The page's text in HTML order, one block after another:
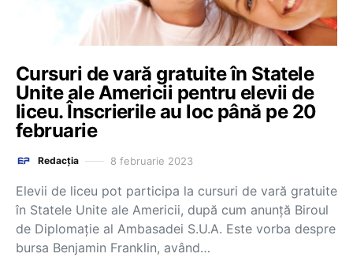
Cursuri de vară gratuite în Statele
Unite ale Americii pentru elevii de
liceu. Înscrierile au loc până pe 20
februarie
Redacția 8 februarie 2023
Elevii de liceu pot participa la cursuri de vară gratuite
în Statele Unite ale Americii, după cum anunță Biroul
de Diplomație al Ambasadei S.U.A. Este vorba despre
bursa Benjamin Franklin, având…